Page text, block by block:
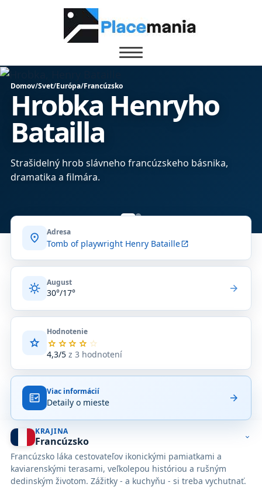
Domov/Svet/Európa/Francúzsko
Hrobka Henryho
Batailla
Strašidelný hrob slávneho francúzskeho básnika,
dramatika a filmára.
location_on Adresa
Tomb of playwright Henry Batailleopen_in_new
sunny August
30°/17° arrow_forward
star
Hodnotenie
star star star star star
4,3/5z 3 hodnotení
Priemerné
hodnotenie
z
na
základe
3
hodnotení
na
Google
Maps.
fact_check Viac informácií
Detaily o mieste arrow_forward
KRAJINA
Francúzsko
Francúzsko láka cestovateľov ikonickými pamiatkami a
kaviarenskými terasami, veľkolepou históriou a rušným
dedinským životom. Zážitky - a kuchyňu - si treba vychutnať.
expand_more